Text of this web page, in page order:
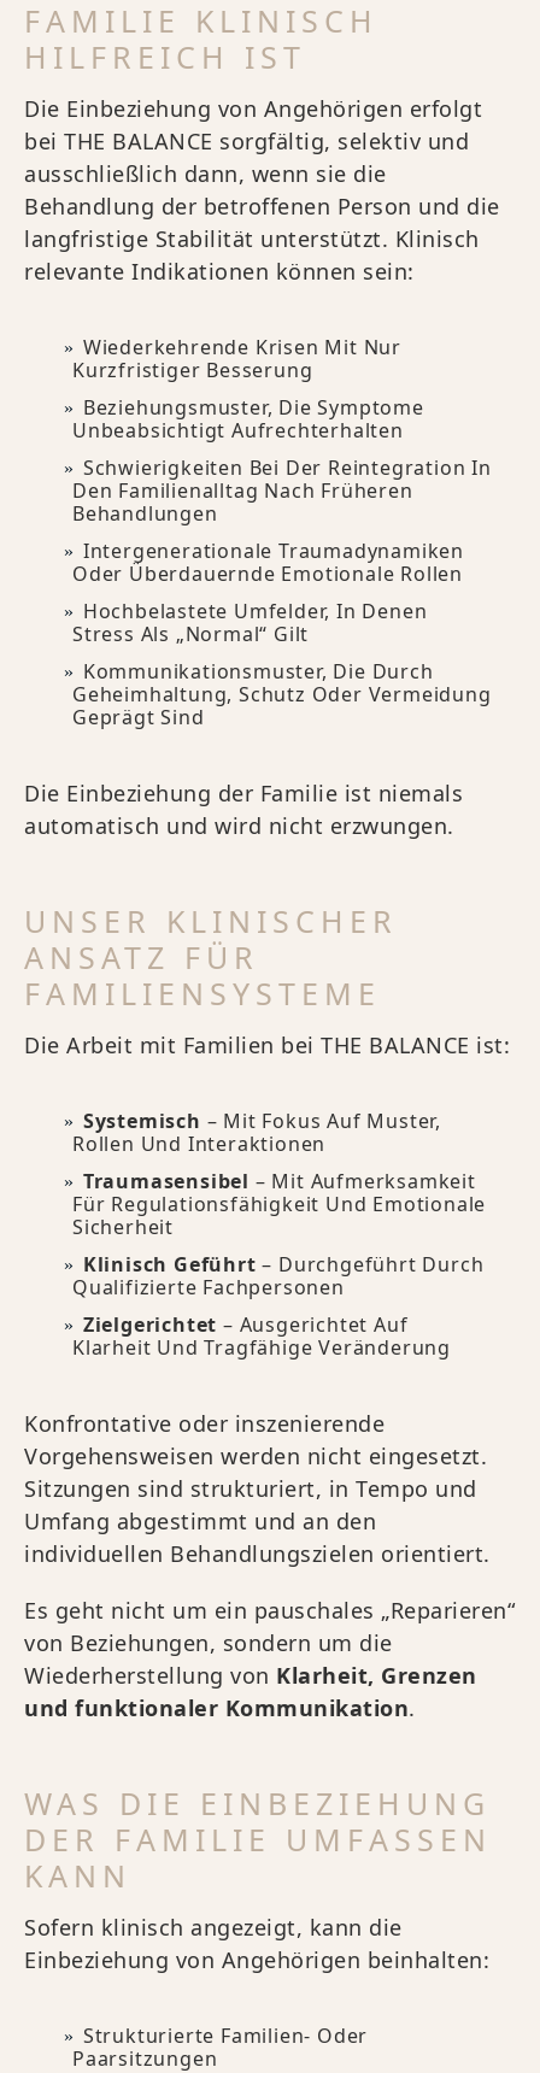
FAMILIE KLINISCH
HILFREICH IST
Die Einbeziehung von Angehörigen erfolgt
bei THE BALANCE sorgfältig, selektiv und
ausschließlich dann, wenn sie die
Behandlung der betroffenen Person und die
langfristige Stabilität unterstützt. Klinisch
relevante Indikationen können sein:
Wiederkehrende Krisen Mit Nur
Kurzfristiger Besserung
Beziehungsmuster, Die Symptome
Unbeabsichtigt Aufrechterhalten
Schwierigkeiten Bei Der Reintegration In
Den Familienalltag Nach Früheren
Behandlungen
Intergenerationale Traumadynamiken
Oder Überdauernde Emotionale Rollen
Hochbelastete Umfelder, In Denen
Stress Als „normal“ Gilt
Kommunikationsmuster, Die Durch
Geheimhaltung, Schutz Oder Vermeidung
Geprägt Sind
Die Einbeziehung der Familie ist niemals
automatisch und wird nicht erzwungen.
UNSER KLINISCHER
ANSATZ FÜR
FAMILIENSYSTEME
Die Arbeit mit Familien bei THE BALANCE ist:
Systemisch – Mit Fokus Auf Muster,
Rollen Und Interaktionen
Traumasensibel – Mit Aufmerksamkeit
Für Regulationsfähigkeit Und Emotionale
Sicherheit
Klinisch Geführt – Durchgeführt Durch
Qualifizierte Fachpersonen
Zielgerichtet – Ausgerichtet Auf
Klarheit Und Tragfähige Veränderung
Konfrontative oder inszenierende
Vorgehensweisen werden nicht eingesetzt.
Sitzungen sind strukturiert, in Tempo und
Umfang abgestimmt und an den
individuellen Behandlungszielen orientiert.
Es geht nicht um ein pauschales „Reparieren“
von Beziehungen, sondern um die
Wiederherstellung von Klarheit, Grenzen
und funktionaler Kommunikation.
WAS DIE EINBEZIEHUNG
DER FAMILIE UMFASSEN
KANN
Sofern klinisch angezeigt, kann die
Einbeziehung von Angehörigen beinhalten:
Strukturierte Familien- Oder
Paarsitzungen